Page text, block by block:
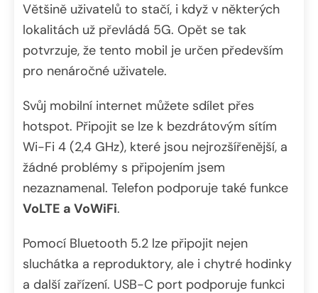
Většině uživatelů to stačí, i když v některých
lokalitách už převládá 5G. Opět se tak
potvrzuje, že tento mobil je určen především
pro nenáročné uživatele.
Svůj mobilní internet můžete sdílet přes
hotspot. Připojit se lze k bezdrátovým sítím
Wi-Fi 4 (2,4 GHz), které jsou nejrozšířenější, a
žádné problémy s připojením jsem
nezaznamenal. Telefon podporuje také funkce
VoLTE a VoWiFi.
Pomocí Bluetooth 5.2 lze připojit nejen
sluchátka a reproduktory, ale i chytré hodinky
a další zařízení. USB-C port podporuje funkci